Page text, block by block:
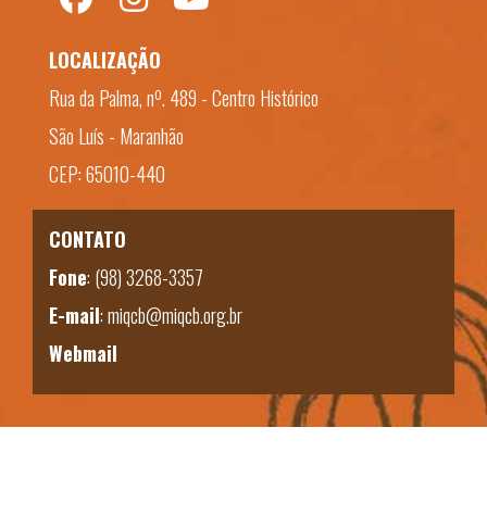
LOCALIZAÇÃO
Rua da Palma, nº. 489 - Centro Histórico
São Luís - Maranhão
CEP: 65010-440
CONTATO
Fone: (98) 3268-3357
E-mail:miqcb@miqcb.org.br
Webmail